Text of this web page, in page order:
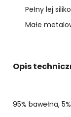
Pełny lej
Małe
Opis
95% bawełna,